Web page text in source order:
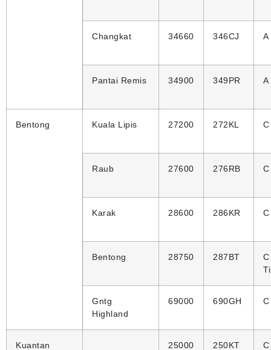
Changkat 34660 346CJ A
Pantai Remis 34900 349PR A
Bentong Kuala Lipis 27200 272KL
Raub 27600 276RB
Karak 28600 286KR
Bentong 28750 287BT
Gntg
Highland
69000 690GH
Kuantan 25000 250KT